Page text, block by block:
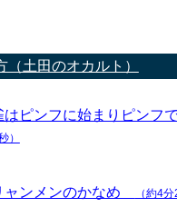
（土田のオカルト）
はピンフに始まりピンフ
）
ャンメンのかなめ （約4分